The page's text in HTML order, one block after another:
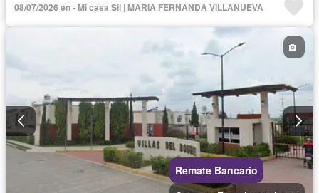
08/07/2026 en - Mi casa Sii | MARIA FERNANDA VILLANUEVA
Remate Bancario